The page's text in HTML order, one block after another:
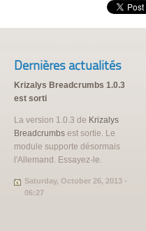
Dernières actualités
Krizalys Breadcrumbs 1.0.3
est sorti
La version 1.0.3 de Krizalys
Breadcrumbs est sortie. Le
module supporte désormais
l'Allemand. Essayez-le.
Saturday, October 26, 2013 -
06:27